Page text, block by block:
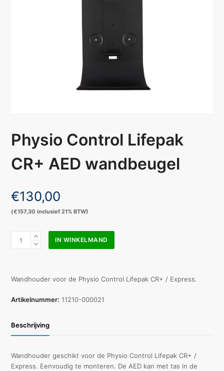
Physio Control Lifepak
CR+ AED wandbeugel
€130,00
(€157,30 inclusief 21% BTW)
AED
aantal
IN WINKELMAND
Wandhouder voor de Physio Control Lifepak CR+ / Express.
Artikelnummer: 11210-000021
Beschrijving
Wandhouder geschikt voor de Physio Control Lifepak CR+ /
Express. Eenvoudig te monteren. De AED kan met tas in de